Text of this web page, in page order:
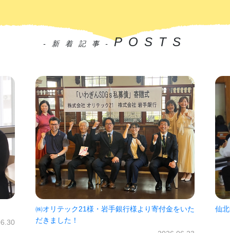
-新着記事-POSTS
仙北中学校未来パスポート！2会場26ブース☆